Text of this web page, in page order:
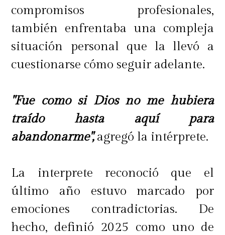
compromisos profesionales,
también enfrentaba una compleja
situación personal que la llevó a
cuestionarse cómo seguir adelante.
"Fue como si Dios no me hubiera
traído hasta aquí para
abandonarme",agregó la intérprete.
La interprete reconoció que el
último año estuvo marcado por
emociones contradictorias. De
hecho, definió 2025 como uno de